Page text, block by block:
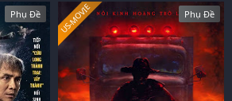
Phụ Đề Phụ Đề
US-MOVIE